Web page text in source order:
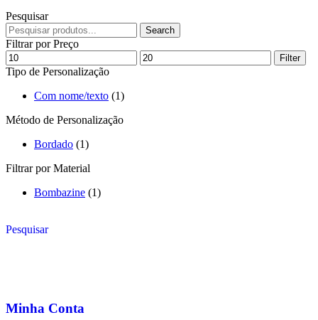
Pesquisar
Search
Filtrar por Preço
Filter
Tipo de Personalização
Com nome/texto (1)
Método de Personalização
Bordado (1)
Filtrar por Material
Bombazine (1)
Pesquisar
Minha Conta